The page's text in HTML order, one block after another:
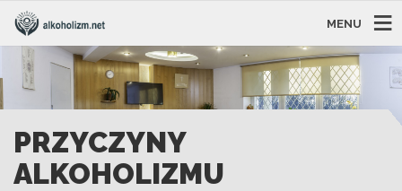
MENU
PRZYCZYNY
ALKOHOLIZMU